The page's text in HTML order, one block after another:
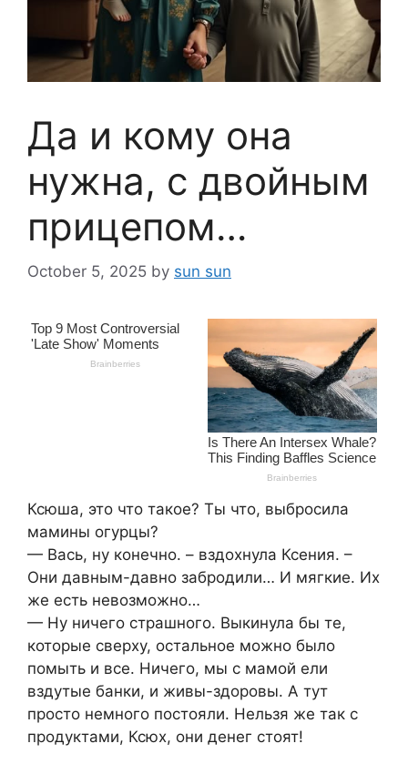
Да и кому она
нужна, с двойным
прицепом…
October 5, 2025 by sun sun
Ксюша, это что такое? Ты что, выбросила
мамины огурцы?
— Вась, ну конечно. – вздохнула Ксения. –
Они давным-давно забродили… И мягкие. Их
же есть невозможно…
— Ну ничего страшного. Выкинула бы те,
которые сверху, остальное можно было
помыть и все. Ничего, мы с мамой ели
вздутые банки, и живы-здоровы. А тут
просто немного постояли. Нельзя же так с
продуктами, Ксюх, они денег стоят!